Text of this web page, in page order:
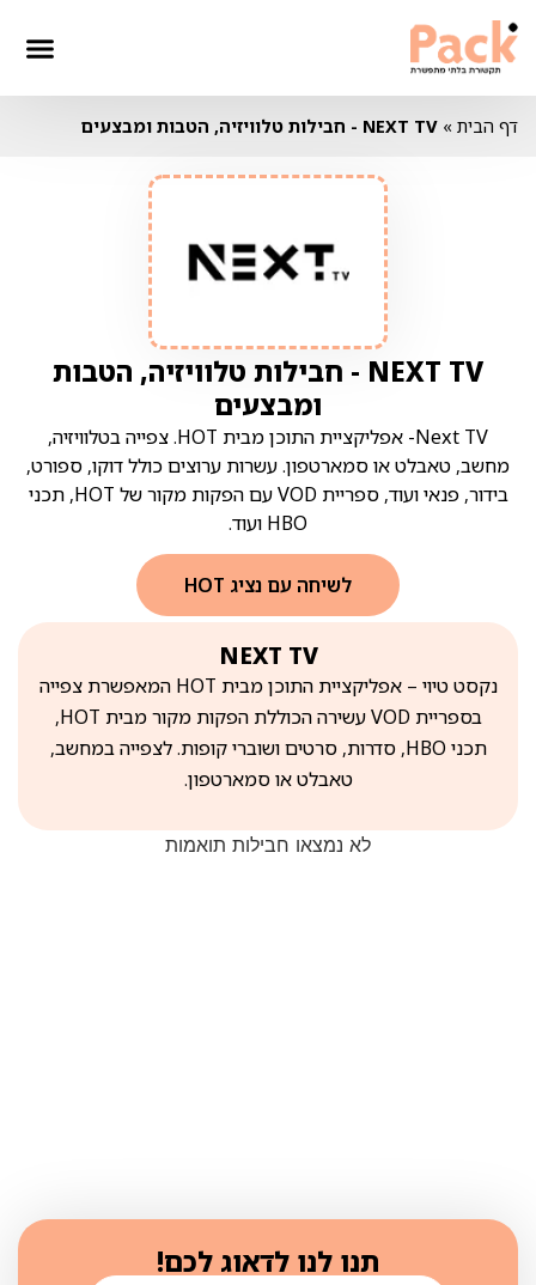
דף הבית » NEXT TV - חבילות טלוויזיה, הטבות ומבצעים
NEXT TV - חבילות טלוויזיה, הטבות
ומבצעים
Next TV- אפליקציית התוכן מבית HOT. צפייה בטלוויזיה,
מחשב, טאבלט או סמארטפון. עשרות ערוצים כולל דוקו, ספורט,
בידור, פנאי ועוד, ספריית VOD עם הפקות מקור של HOT, תכני
HBO ועוד.
לשיחה עם נציג HOT
NEXT TV
נקסט טיוי – אפליקציית התוכן מבית HOT המאפשרת צפייה
בספריית VOD עשירה הכוללת הפקות מקור מבית HOT,
תכני HBO, סדרות, סרטים ושוברי קופות. לצפייה במחשב,
טאבלט או סמארטפון.
לא נמצאו חבילות תואמות
תנו לנו לדאוג לכם!